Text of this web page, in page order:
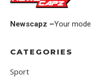
Newscapz –Your
CATEGORIES
Sport